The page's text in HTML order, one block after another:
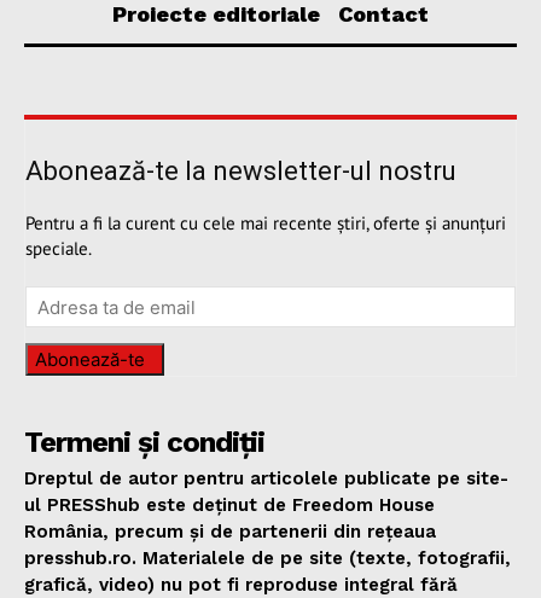
Proiecte editoriale
Contact
Abonează-te la newsletter-ul nostru
Pentru a fi la curent cu cele mai recente știri, oferte și anunțuri
speciale.
Abonează-te
Termeni și condiții
Dreptul de autor pentru articolele publicate pe site-
ul PRESShub este deținut de Freedom House
România, precum și de partenerii din rețeaua
presshub.ro. Materialele de pe site (texte, fotografii,
grafică, video) nu pot fi reproduse integral fără